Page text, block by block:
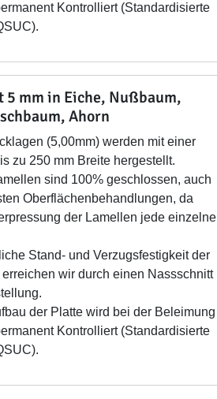
Kontrolliert (Standardisierte
5 mm in Eiche, Nußbaum,
Ahorn
(5,00mm) werden mit einer
zu 250 mm Breite hergestellt.
sind 100% geschlossen, auch
Oberflächenbehandlungen, da
der Lamellen jede einzelne
Stand- und Verzugsfestigkeit der
wir durch einen Nassschnitt
der Platte wird bei der Beleimung
Kontrolliert (Standardisierte